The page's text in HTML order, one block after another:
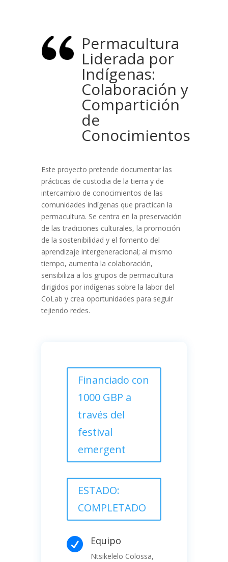
Permacultura
Liderada por
Indígenas:
Colaboración y
Compartición
de
Conocimientos
Este proyecto pretende documentar las
prácticas de custodia de la tierra y de
intercambio de conocimientos de las
comunidades indígenas que practican la
permacultura. Se centra en la preservación
de las tradiciones culturales, la promoción
de la sostenibilidad y el fomento del
aprendizaje intergeneracional; al mismo
tiempo, aumenta la colaboración,
sensibiliza a los grupos de permacultura
dirigidos por indígenas sobre la labor del
CoLab y crea oportunidades para seguir
tejiendo redes.
Financiado con
1000 GBP a
través del
festival
emergent
ESTADO:
COMPLETADO
 Equipo
Ntsikelelo Colossa,